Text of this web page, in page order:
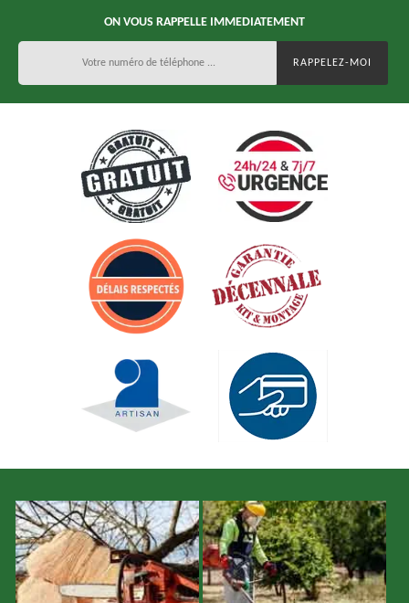
ON VOUS RAPPELLE IMMEDIATEMENT